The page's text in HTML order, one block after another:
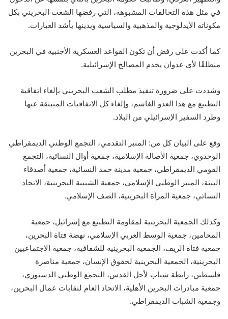
في مثل هذه التحالفات المشبوهة، التي رفضها الشعب البحريني بكل
مكوناته الأيدلوجية والمذهبية والسياسية ويدينها بأشد العبارات.
كما أكدت على رفض أن تكون القواعد العسكرية الأجنبية في البحرين
منطلقًا لأي عدوان يخدم المصالح الإسرائيلية.
وشددت على ضرورة تنفيذ مطلب الشعب البحريني بإلغاء اتفاقية
التطبيع مع هذا العدو الغاشم، وإلغاء كل الاتفاقيات المنبثقة عنها
وطرد السفير الإسرائيلي من البلاد.
وقع على البيان كل من: المنبر التقدمي، التجمع الوطني الديمقراطي
الوحدوي، جمعية الأصالة الإسلامية، جمعية أوال النسائية، التجمع
القومي الديمقراطي، جمعية مدينة حمد النسائية، جمعية أصدقاء
البيئة، المنبر الوطني الإسلامي، جمعية الشبيبة البحرينية، الاتحاد
النسائي، جمعية المرأة البحرينية، الصف الإسلامي.
وكذلك الجمعية البحرينية لمقاومة التطبيع مع إسرائيل، جمعية
المحامين، جمعية الوسط العربي الإسلامي، نهضة فتاة البحرين،
جمعية فتاة الريف، الجمعية البحرينية للشفافية، جمعية الاجتماعيين
البحرينية، الجمعية البحرينية لحقوق الإنسان، جمعية مناصرة
فلسطين، رابطة شباب لأجل القدس، التجمع الوطني الدستوري،
جمعية مبادرات البحرين الأهلية، الاتحاد العام لنقابات عمال البحرين،
وجمعية الشباب الديمقراطي.